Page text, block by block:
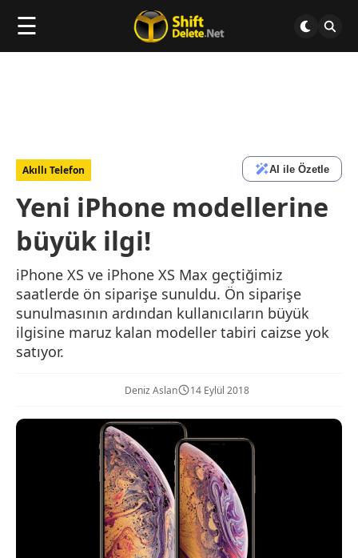
☰
Akıllı Telefon AI ile Özetle
Yeni iPhone modellerine
büyük ilgi!
iPhone XS ve iPhone XS Max geçtiğimiz
saatlerde ön siparişe sunuldu. Ön siparişe
sunulmasının ardından kullanıcıların büyük
ilgisine maruz kalan modeller tabiri caizse yok
satıyor.
Deniz Aslan 14 Eylül 2018